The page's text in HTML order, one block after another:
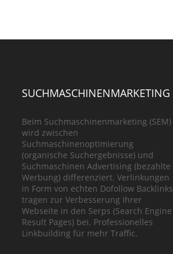
SUCHMASCHINENMARKETING
Beim Suchmaschinenmarketing (SEM)
wird zwischen
Suchmaschinenoptimierung
(organische Suchergebnisse) und
Suchmaschinen Advertising (bezahlte
Werbung) differenziert. Verlinkungen
in Form von echten Dofollow Backlinks
tragen zur Verbesserung Ihrer
Webseite in den Serps (Search Engine
Result Pages) bei. Professionelles
Linkbuilding für mehr Traffic.